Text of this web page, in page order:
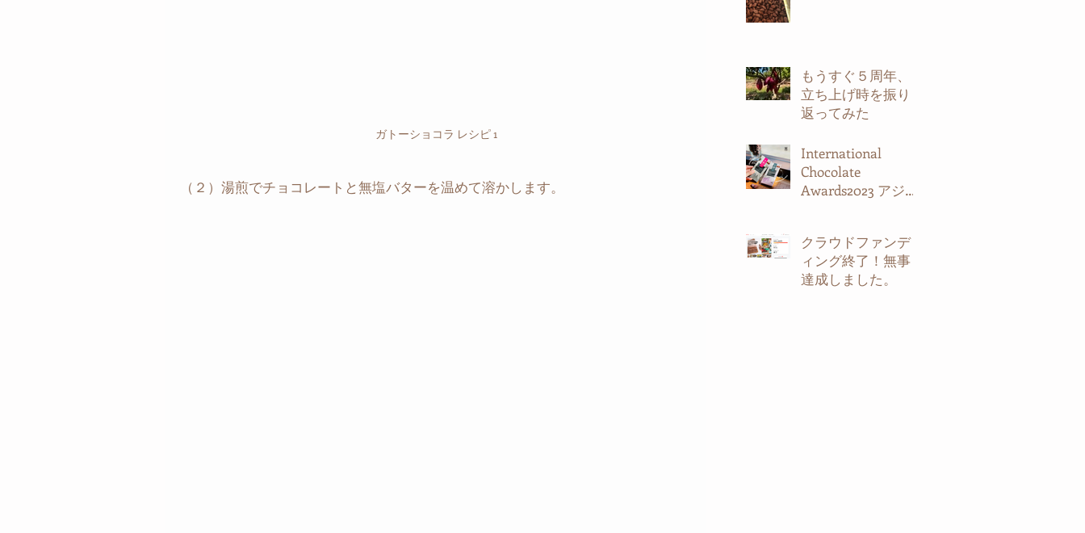
ガトーショコラ レシピ 1
（２）湯煎でチョコレートと無塩バターを温めて溶かします。
もうすぐ５周年、
立ち上げ時を振り
返ってみた
International
Chocolate
Awards2023 アジア
クラウドファンデ
ィング終了！無事
達成しました。